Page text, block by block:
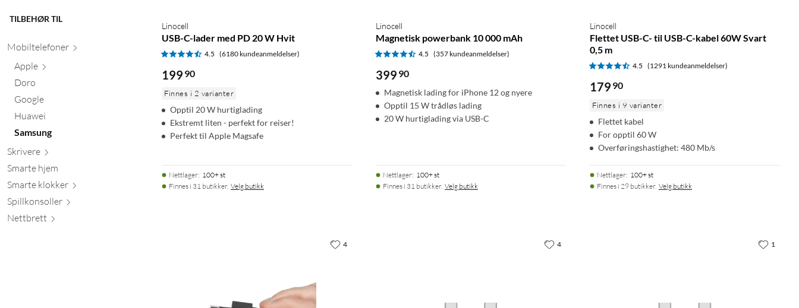
TILBEHØR TIL
Mobiltelefoner
Apple
Doro
Google
Huawei
Samsung
Skrivere
Smarte hjem
Smarte klokker
Spillkonsoller
Nettbrett
Linocell
USB-C-lader med PD 20 W Hvit
4.5 (6180 kundeanmeldelser)
199 90
Finnes i 2 varianter
Opptil 20 W hurtiglading
Ekstremt liten - perfekt for reiser!
Perfekt til Apple Magsafe
Nettlager: 100+ st
Finnes i 31 butikker. Velg butikk
Linocell
Magnetisk powerbank 10 000 mAh
4.5 (357 kundeanmeldelser)
399 90
Magnetisk lading for iPhone 12 og nyere
Opptil 15 W trådløs lading
20 W hurtiglading via USB-C
Nettlager: 100+ st
Finnes i 31 butikker. Velg butikk
Linocell
Flettet USB-C- til USB-C-kabel 60W Svart
0,5 m
4.5 (1291 kundeanmeldelser)
179 90
Finnes i 9 varianter
Flettet kabel
For opptil 60 W
Overføringshastighet: 480 Mb/s
Nettlager: 100+ st
Finnes i 29 butikker. Velg butikk
4 4 1